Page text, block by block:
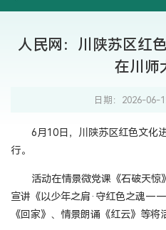
人民网：川陕苏区红
在川师
日期：2026-06-
6月10日，川陕苏区红色文化
行。
活动在情景微党课《石破天
宣讲《以少年之肩·守红色之魂
《回家》、情景朗诵《红云》等将